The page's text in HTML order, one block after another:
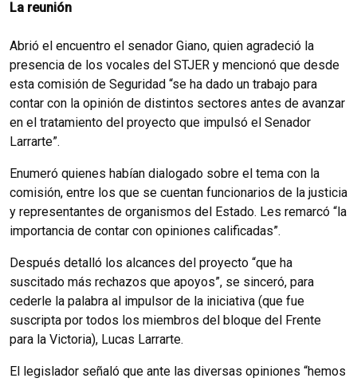
La reunión
Abrió el encuentro el senador Giano, quien agradeció la
presencia de los vocales del STJER y mencionó que desde
esta comisión de Seguridad “se ha dado un trabajo para
contar con la opinión de distintos sectores antes de avanzar
en el tratamiento del proyecto que impulsó el Senador
Larrarte”.
Enumeró quienes habían dialogado sobre el tema con la
comisión, entre los que se cuentan funcionarios de la justicia
y representantes de organismos del Estado. Les remarcó “la
importancia de contar con opiniones calificadas”.
Después detalló los alcances del proyecto “que ha
suscitado más rechazos que apoyos”, se sinceró, para
cederle la palabra al impulsor de la iniciativa (que fue
suscripta por todos los miembros del bloque del Frente
para la Victoria), Lucas Larrarte.
El legislador señaló que ante las diversas opiniones “hemos